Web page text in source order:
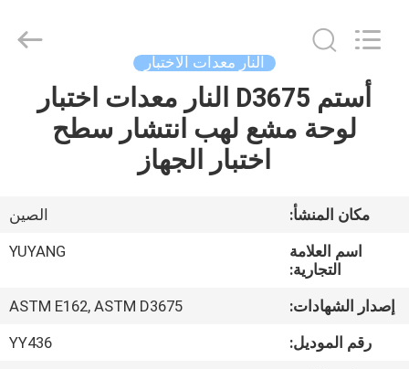
مسكن
عرض
الواقع
الافتراضي
معلومات
INSTRUMENT
النار معدات الاختبار
أستم D3675 النار معدات اختبار
لوحة مشع لهب انتشار سطح
اختبار الجهاز
مكان المنشأ:
الصين
اسم العلامة
التجارية:
YUYANG
إصدار الشهادات:
ASTM E162, ASTM D3675
رقم الموديل:
YY436